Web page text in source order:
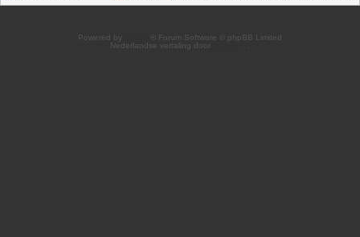
Powered by
® Forum Software © phpBB Limited
Nederlandse vertaling door